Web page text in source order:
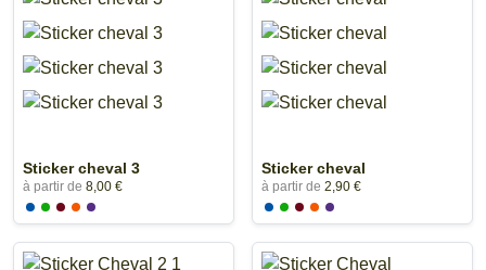
Sticker cheval 3
à partir de 8,00 €
Sticker cheval
à partir de 2,90 €